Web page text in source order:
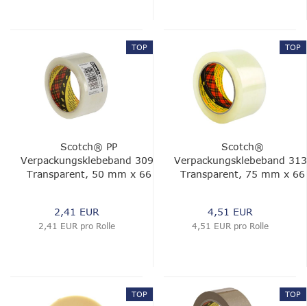
TOP
Scotch® PP
Verpackungsklebeband 309,
Transparent, 50 mm x 66
2,41 EUR
2,41 EUR pro Rolle
TOP
Scotch®
Verpackungsklebeband
Transparent, 75 mm x 66
4,51 EUR
4,51 EUR pro Rolle
TOP TOP